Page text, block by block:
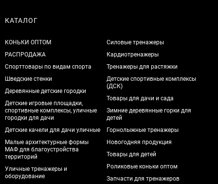
КАТАЛОГ
КОНЬКИ ОПТОМ
РАСПРОДАЖА
Спорттовары по видам спорта
Шведские стенки
Деревянные детские городки
Детские игровые площадки,
спортивные комплексы, уличные
городки для дачи
Детские качели для дачи уличные
Малые архитектурные формы
МАФ для благоустройства
территорий
Уличные тренажеры и
оборудование
Силовые тренажеры
Кардиотренажеры
Тренажеры для растяжки
Детские спортивные комплексы
(ДСК)
Товары для дачи и сада
Зимние деревянные горки для
детей
Горнолыжные тренажеры
Новогодняя продукция
Товары для детей
Роликовые коньки оптом
Запчасти для тренажеров